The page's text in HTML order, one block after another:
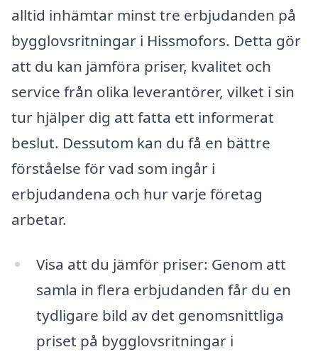
alltid inhämtar minst tre erbjudanden på
bygglovsritningar i Hissmofors. Detta gör
att du kan jämföra priser, kvalitet och
service från olika leverantörer, vilket i sin
tur hjälper dig att fatta ett informerat
beslut. Dessutom kan du få en bättre
förståelse för vad som ingår i
erbjudandena och hur varje företag
arbetar.
Visa att du jämför priser: Genom att
samla in flera erbjudanden får du en
tydligare bild av det genomsnittliga
priset på bygglovsritningar i